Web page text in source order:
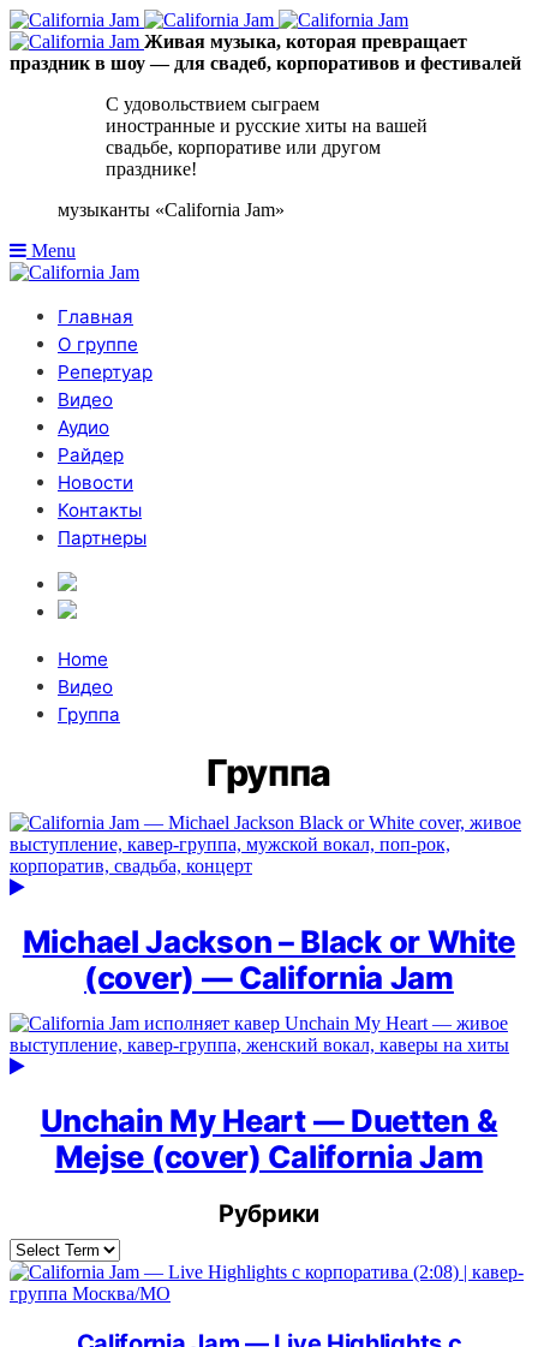
Живая музыка, которая превращает
праздник в шоу — для свадеб, корпоративов и фестивалей
С удовольствием сыграем
иностранные и русские хиты на вашей
свадьбе, корпоративе или другом
празднике!
музыканты «California Jam»
Menu
Главная
О группе
Репертуар
Видео
Аудио
Райдер
Новости
Контакты
Партнеры
Home
Видео
Группа
Группа
Michael Jackson – Black or White
(cover) — California Jam
Unchain My Heart — Duetten &
Mejse (cover) California Jam
Рубрики